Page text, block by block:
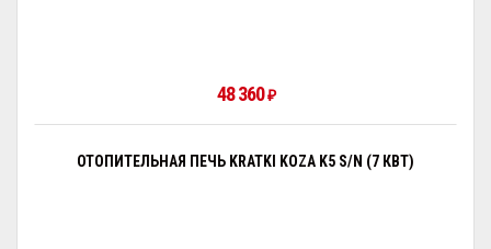
48 360₽
ОТОПИТЕЛЬНАЯ ПЕЧЬ KRATKI KOZA K5 S/N (7 КВТ)